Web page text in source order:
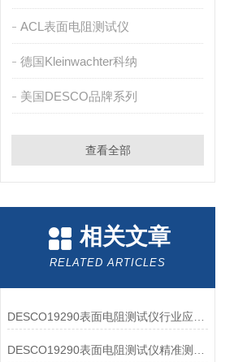
ACL表面电阻测试仪
德国Kleinwachter科纳
美国DESCO品牌系列
查看全部
相关文章
RELATED ARTICLES